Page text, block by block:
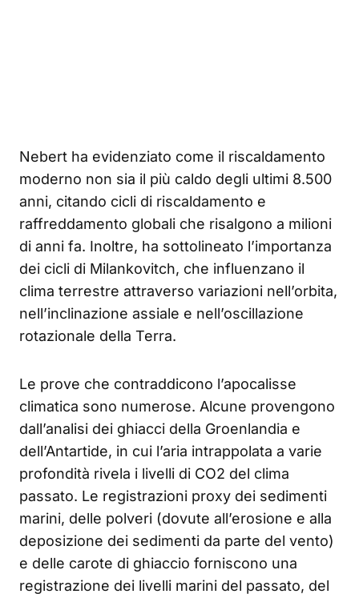
Nebert ha evidenziato come il riscaldamento
moderno non sia il più caldo degli ultimi 8.500
anni, citando cicli di riscaldamento e
raffreddamento globali che risalgono a milioni
di anni fa. Inoltre, ha sottolineato l’importanza
dei cicli di Milankovitch, che influenzano il
clima terrestre attraverso variazioni nell’orbita,
nell’inclinazione assiale e nell’oscillazione
rotazionale della Terra.
Le prove che contraddicono l’apocalisse
climatica sono numerose. Alcune provengono
dall’analisi dei ghiacci della Groenlandia e
dell’Antartide, in cui l’aria intrappolata a varie
profondità rivela i livelli di CO2 del clima
passato. Le registrazioni proxy dei sedimenti
marini, delle polveri (dovute all’erosione e alla
deposizione dei sedimenti da parte del vento)
e delle carote di ghiaccio forniscono una
registrazione dei livelli marini del passato, del